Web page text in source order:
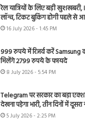
रेल यात्रियों के लिए बड़ी खुशखबरी,
लॉन्च, टिकट बुकिंग होगी पहले से
16 July 2026 - 1:45 PM
999 रुपये में रिजर्व करें
मिलेंगे 2799 रुपये के फायदे
8 July 2026 - 5:54 PM
Telegram पर सरकार का बड़ा
देखना पड़ेगा भारी, तीन दिनों में दूसरा
5 July 2026 - 2:25 PM